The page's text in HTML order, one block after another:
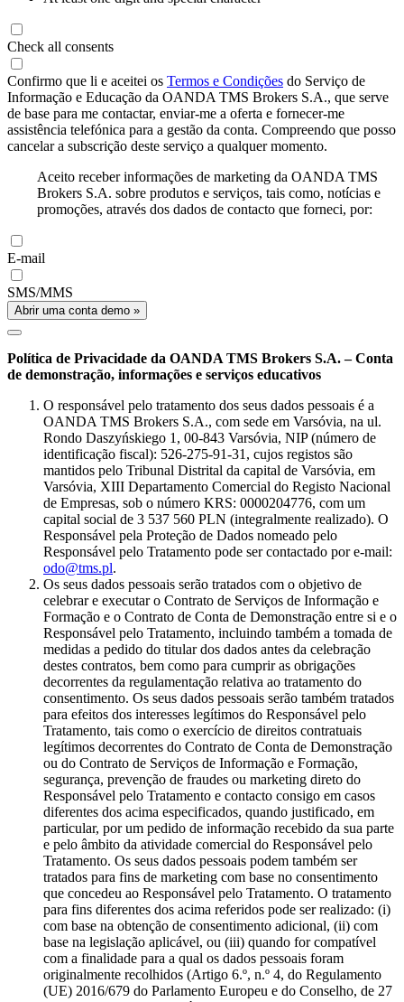
Check all consents
Confirmo que li e aceitei os Termos e Condições do Serviço de
Informação e Educação da OANDA TMS Brokers S.A., que serve
de base para me contactar, enviar-me a oferta e fornecer-me
assistência telefónica para a gestão da conta. Compreendo que posso
cancelar a subscrição deste serviço a qualquer momento.
Aceito receber informações de marketing da OANDA TMS
Brokers S.A. sobre produtos e serviços, tais como, notícias e
promoções, através dos dados de contacto que forneci, por:
E-mail
SMS/MMS
Abrir uma conta demo »
Política de Privacidade da OANDA TMS Brokers S.A. – Conta
de demonstração, informações e serviços educativos
O responsável pelo tratamento dos seus dados pessoais é a
OANDA TMS Brokers S.A., com sede em Varsóvia, na ul.
Rondo Daszyńskiego 1, 00-843 Varsóvia, NIP (número de
identificação fiscal): 526-275-91-31, cujos registos são
mantidos pelo Tribunal Distrital da capital de Varsóvia, em
Varsóvia, XIII Departamento Comercial do Registo Nacional
de Empresas, sob o número KRS: 0000204776, com um
capital social de 3 537 560 PLN (integralmente realizado). O
Responsável pela Proteção de Dados nomeado pelo
Responsável pelo Tratamento pode ser contactado por e-mail:
odo@tms.pl.
Os seus dados pessoais serão tratados com o objetivo de
celebrar e executar o Contrato de Serviços de Informação e
Formação e o Contrato de Conta de Demonstração entre si e o
Responsável pelo Tratamento, incluindo também a tomada de
medidas a pedido do titular dos dados antes da celebração
destes contratos, bem como para cumprir as obrigações
decorrentes da regulamentação relativa ao tratamento do
consentimento. Os seus dados pessoais serão também tratados
para efeitos dos interesses legítimos do Responsável pelo
Tratamento, tais como o exercício de direitos contratuais
legítimos decorrentes do Contrato de Conta de Demonstração
ou do Contrato de Serviços de Informação e Formação,
segurança, prevenção de fraudes ou marketing direto do
Responsável pelo Tratamento e contacto consigo em casos
diferentes dos acima especificados, quando justificado, em
particular, por um pedido de informação recebido da sua parte
e pelo âmbito da atividade comercial do Responsável pelo
Tratamento. Os seus dados pessoais podem também ser
tratados para fins de marketing com base no consentimento
que concedeu ao Responsável pelo Tratamento. O tratamento
para fins diferentes dos acima referidos pode ser realizado: (i)
com base na obtenção de consentimento adicional, (ii) com
base na legislação aplicável, ou (iii) quando for compatível
com a finalidade para a qual os dados pessoais foram
originalmente recolhidos (Artigo 6.º, n.º 4, do Regulamento
(UE) 2016/679 do Parlamento Europeu e do Conselho, de 27